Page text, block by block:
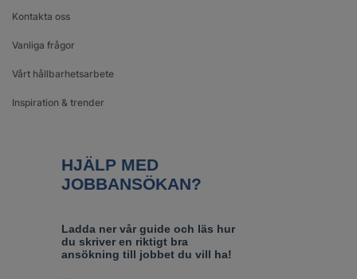
Kontakta oss
Vanliga frågor
Vårt hållbarhetsarbete
Inspiration & trender